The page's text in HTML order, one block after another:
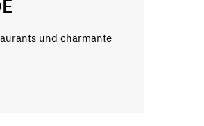
und charmante